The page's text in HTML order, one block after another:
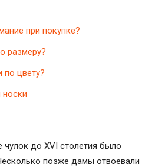
при покупке?
размеру?
по цвету?
носки
чулок до ХVI столетия было
позже дамы отвоевали